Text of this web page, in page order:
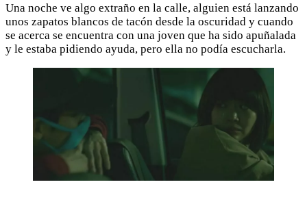
Una noche ve algo extraño en la calle, alguien está lanzando
unos zapatos blancos de tacón desde la oscuridad y cuando
se acerca se encuentra con una joven que ha sido apuñalada
y le estaba pidiendo ayuda, pero ella no podía escucharla.